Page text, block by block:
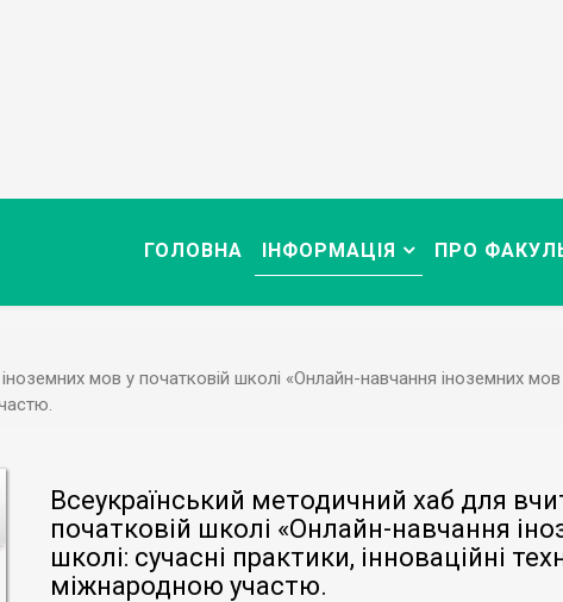
ГОЛОВНА ІНФОРМАЦІЯ ПРО
мов у початковій школі «Онлайн-навчання іноземних мов
Всеукраїнський методичний хаб для
початковій школі «Онлайн-навчання
школі: сучасні практики, інноваційні
міжнародною участю.